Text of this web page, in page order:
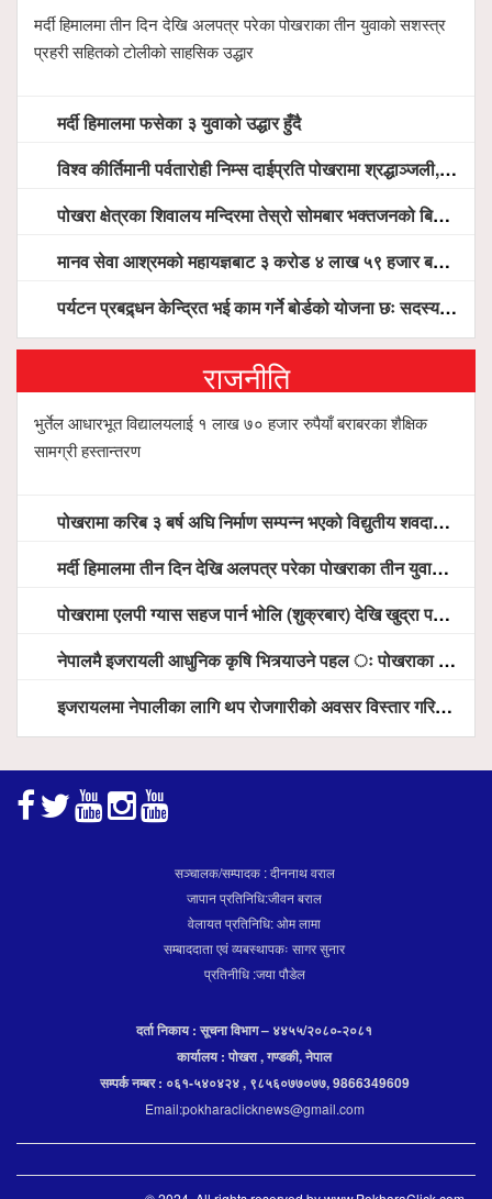
मर्दी हिमालमा तीन दिन देखि अलपत्र परेका पोखराका तीन युवाको सशस्त्र
प्रहरी सहितको टोलीको साहसिक उद्धार
मर्दी हिमालमा फसेका ३ युवाको उद्धार हुँदै
विश्व कीर्तिमानी पर्वतारोही निम्स दाईप्रति पोखरामा श्रद्धाञ्जली, दीप प्रज्वलन गर्दै योगदानको प्रशंसा (भिडियो सहित)
पोखरा क्षेत्रका शिवालय मन्दिरमा तेस्रो सोमबार भक्तजनको बिहानैदेखि घुइँचो
मानव सेवा आश्रमको महायज्ञबाट ३ करोड ४ लाख ५९ हजार बचत, १ करोड ४४ लाख उठ्न बाँकी, विना संचार माध्यम तर प्रचार प्रसारमै भयो १९ लाख खर्च !
पर्यटन प्रबद्र्धन केन्द्रित भई काम गर्ने बोर्डको योजना छः सदस्य पोखरेल, चलिय पोखरालाई थप प्रभावकारी बनाउन होटल संघको माग
राजनीति
भुर्तेल आधारभूत विद्यालयलाई १ लाख ७० हजार रुपैयाँ बराबरका शैक्षिक
सामग्री हस्तान्तरण
पोखरामा करिब ३ बर्ष अघि निर्माण सम्पन्न भएको विद्युतीय शवदाह गृह अझै संचालनमा आउन सकेन, तत्काल संचालन गर्न स्थानियको माग
मर्दी हिमालमा तीन दिन देखि अलपत्र परेका पोखराका तीन युवाको सशस्त्र प्रहरी सहितको टोलीको साहसिक उद्धार
पोखरामा एलपी ग्यास सहज पार्न भोलि (शुक्रबार) देखि खुद्रा पसलबाटै बिक्रि वितरण हुने, स्टोर नगर्न आग्रह
नेपालमै इजरायली आधुनिक कृषि भित्र्याउने पहल ः पोखराका मेयर धनराज आचार्य र इजरायली राजदूतबीच सहकार्य विस्तारको संकेत
इजरायलमा नेपालीका लागि थप रोजगारीको अवसर विस्तार गरिने ः राजदूत बास
सञ्चालक/सम्पादक : दीननाथ वराल
जापान प्रतिनिधि:जीवन बराल
वेलायत प्रतिनिधि: ओम लामा
सम्बाददाता एवं व्यबस्थापकः सागर सुनार
प्रतिनीधि :जया पौडेल
दर्ता निकाय : सूचना विभाग – ४४५५/२०८०-२०८१
कार्यालय : पोखरा , गण्डकी, नेपाल
सम्पर्क नम्बर : ०६१-५४०४२४ , ९८५६०७७०७७, 9866349609
Email:pokharaclicknews@gmail.com